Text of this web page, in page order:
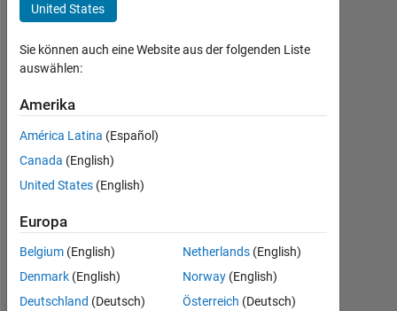
Last
mehr
als 2
vor
seit
2016
Followers:
0
Following:
United States
Sie können auch eine Website aus der folgenden Liste
auswählen:
Amerika
América Latina (Español)
Canada (English)
United States (English)
Europa
Belgium (English)
Denmark (English)
Deutschland (Deutsch)
Netherlands (English)
Norway (English)
Österreich (Deutsch)